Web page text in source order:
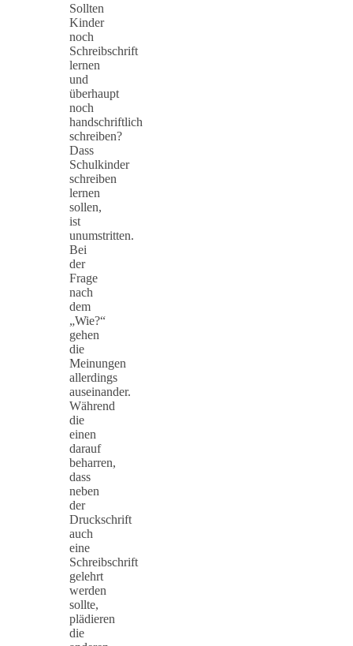
Sollten
Kinder
noch
Schreibschrift
lernen
und
überhaupt
noch
handschriftlich
schreiben?
Dass
Schulkinder
schreiben
lernen
sollen,
ist
unumstritten.
Bei
der
Frage
nach
dem
„Wie?“
gehen
die
Meinungen
allerdings
auseinander.
Während
die
einen
darauf
beharren,
dass
neben
der
Druckschrift
auch
eine
Schreibschrift
gelehrt
werden
sollte,
plädieren
die